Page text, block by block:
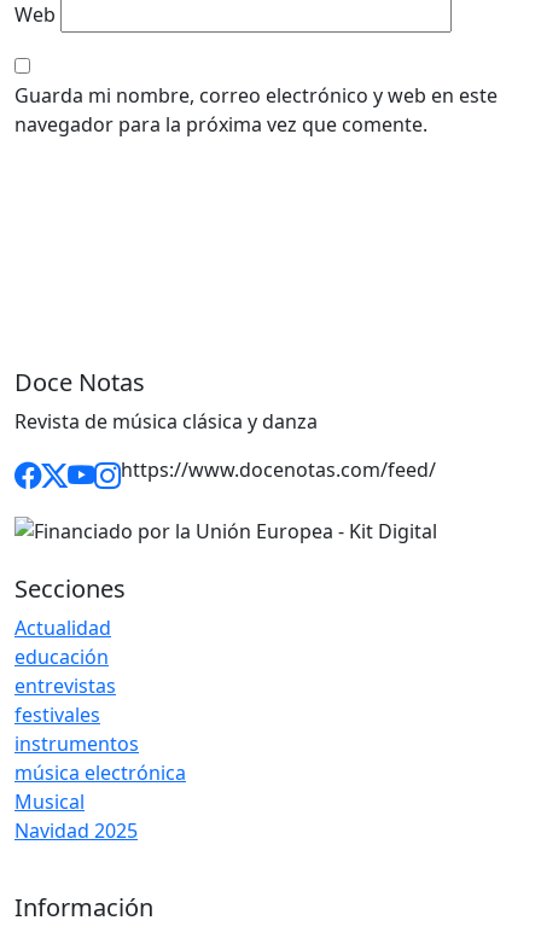
Web
Guarda mi nombre, correo electrónico y web en este
navegador para la próxima vez que comente.
Doce Notas
Revista de música clásica y danza
https://www.docenotas.com/feed/
Secciones
Actualidad
educación
entrevistas
festivales
instrumentos
música electrónica
Musical
Navidad 2025
Información